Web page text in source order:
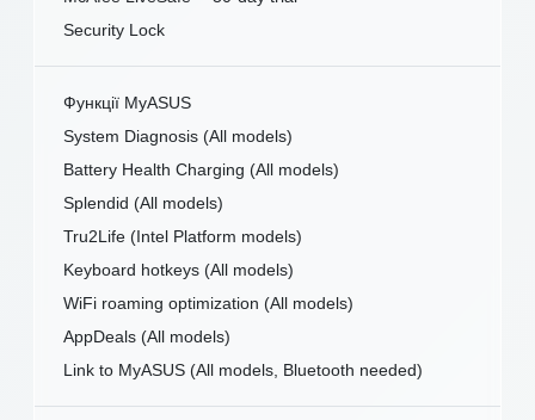
Security Lock
Функції MyASUS
System Diagnosis (All models)
Battery Health Charging (All models)
Splendid (All models)
Tru2Life (Intel Platform models)
Keyboard hotkeys (All models)
WiFi roaming optimization (All models)
AppDeals (All models)
Link to MyASUS (All models, Bluetooth needed)